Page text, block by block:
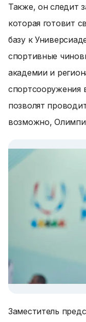
Также, он следит
которая готовит
базу к
спортивные
академии и
спортсооружения
позволят
возможно,
Заместитель